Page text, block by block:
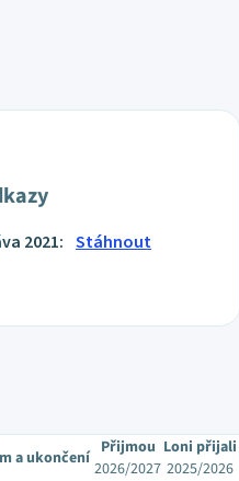
2021: Stáhnout
a ukončení Přijmou
2026/2027
Loni přijali
2025/2026